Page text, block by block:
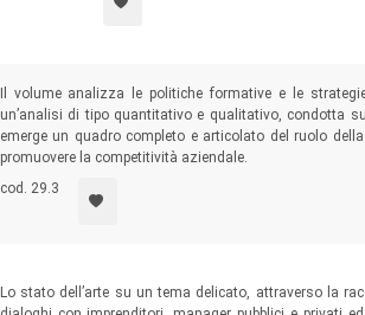
Il volume analizza le politiche formative e le
un’analisi di tipo quantitativo e qualitativo, condotta
emerge un quadro completo e articolato del ruolo
promuovere la competitività aziendale.
cod. 29.3
Lo stato dell’arte su un tema delicato, attraverso la